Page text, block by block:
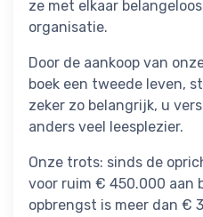
ze met elkaar
organisatie.
Door de aankoop van
boek een tweede leven,
zeker zo belangrijk, u
anders veel leesplezier.
Onze trots: sinds de
voor ruim € 450.000 aan
opbrengst is meer dan €